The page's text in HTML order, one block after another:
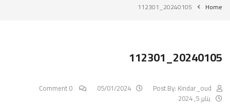
Home
20240105_112301
20240105_112301
Post By: Kindar_oud
05/01/2024
يناير 5, 2024